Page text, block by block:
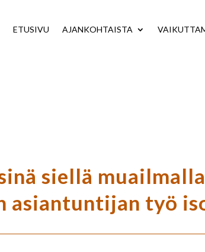
ETUSIVU AJANKOHTAISTA
siellä
asiantuntijan työ